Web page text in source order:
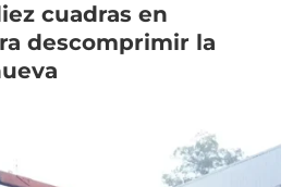
cuadras en
descomprimir la